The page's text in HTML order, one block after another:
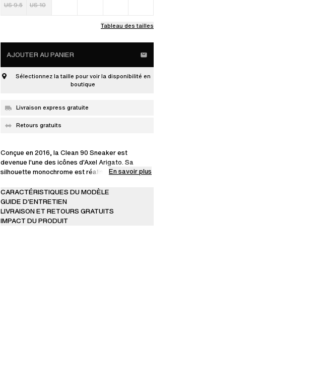
US 9.5 US 10
Tableau des tailles
AJOUTER AU PANIER
Sélectionnez la taille pour voir la disponibilité en
boutique
Livraison express gratuite
Retours gratuits
Conçue en 2016, la Clean 90 Sneaker est
devenue l'une des icônes d'Axel Arigato. Sa
silhouette monochrome est réalisée à la main en
En savoir plus
CARACTÉRISTIQUES DU MODÈLE
GUIDE D’ENTRETIEN
LIVRAISON ET RETOURS GRATUITS
IMPACT DU PRODUIT